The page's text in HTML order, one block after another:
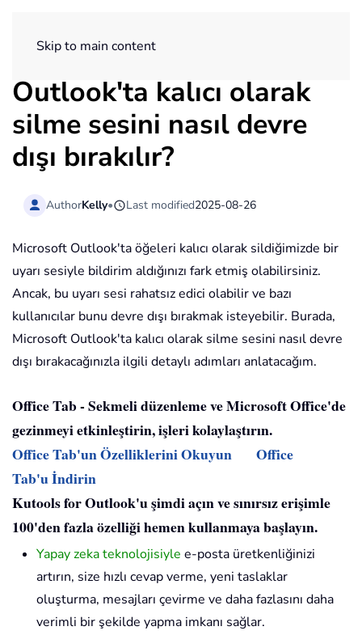
Skip to main content
Outlook'ta kalıcı olarak
silme sesini nasıl devre
dışı bırakılır?
AuthorKelly• Last modified2025-08-26
Microsoft Outlook'ta öğeleri kalıcı olarak sildiğimizde bir
uyarı sesiyle bildirim aldığınızı fark etmiş olabilirsiniz.
Ancak, bu uyarı sesi rahatsız edici olabilir ve bazı
kullanıcılar bunu devre dışı bırakmak isteyebilir. Burada,
Microsoft Outlook'ta kalıcı olarak silme sesini nasıl devre
dışı bırakacağınızla ilgili detaylı adımları anlatacağım.
Office Tab - Sekmeli düzenleme ve Microsoft Office'de
gezinmeyi etkinleştirin, işleri kolaylaştırın.
Office Tab'un Özelliklerini Okuyun
Office
Tab'u İndirin
Kutools for Outlook'u şimdi açın ve sınırsız erişimle
100'den fazla özelliği hemen kullanmaya başlayın.
Yapay zeka teknolojisiyle e-posta üretkenliğinizi
artırın, size hızlı cevap verme, yeni taslaklar
oluşturma, mesajları çevirme ve daha fazlasını daha
verimli bir şekilde yapma imkanı sağlar.